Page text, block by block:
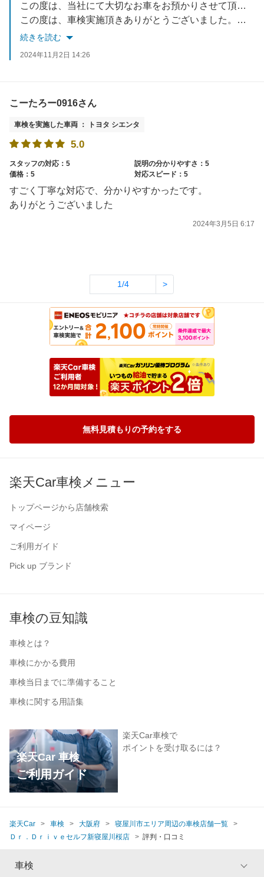
この度は、当社にて大切なお車をお預かりさせて頂き誠に有難うございました。高評価まで頂き本当にありがとうございます。今後もお客様に喜んで頂けるような、接客・技術の向上を目指して参ります。またご相談事等あれば、お気軽にお越しくださいませ。
この度は、車検実施頂きありがとうございました。スタッフ一同
続きを読む
2024年11月2日 14:26
こーたろー0916さん
車検を実施した車両 ： トヨタ シエンタ
5.0
スタッフの対応：5
説明の分かりやすさ：5
価格：5
対応スピード：5
すごく丁寧な対応で、分かりやすかったです。
ありがとうございました
2024年3月5日 6:17
1/4 >
無料見積もりの予約をする
楽天Car車検メニュー
トップページから店舗検索
マイページ
ご利用ガイド
Pick up ブランド
車検の豆知識
車検とは？
車検にかかる費用
車検当日までに準備すること
車検に関する用語集
楽天Car 車検
ご利用ガイド
楽天Car車検で
ポイントを受け取るには？
楽天Car 車検 大阪府
寝屋川市エリア周辺の車検店舗一覧
Ｄｒ．Ｄｒｉｖｅセルフ新寝屋川桜店
評判・口コミ
車検